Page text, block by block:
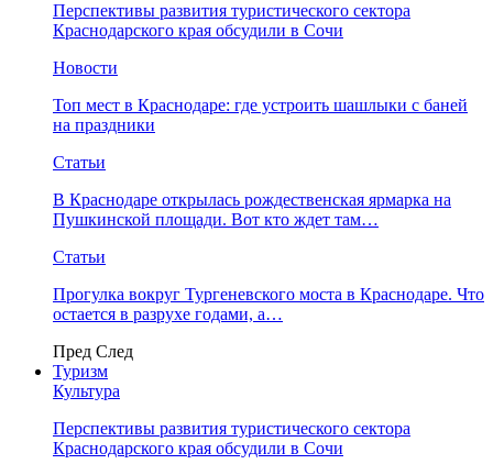
Перспективы развития туристического сектора
Краснодарского края обсудили в Сочи
Новости
Топ мест в Краснодаре: где устроить шашлыки с баней
на праздники
Статьи
В Краснодаре открылась рождественская ярмарка на
Пушкинской площади. Вот кто ждет там…
Статьи
Прогулка вокруг Тургеневского моста в Краснодаре. Что
остается в разрухе годами, а…
Пред След
Туризм
Культура
Перспективы развития туристического сектора
Краснодарского края обсудили в Сочи